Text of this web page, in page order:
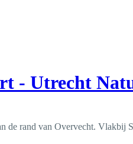
- Utrecht
de rand van Overvecht.